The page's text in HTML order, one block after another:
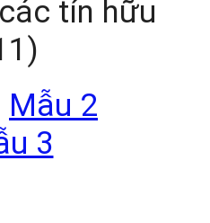
tín hữu
Mẫu 2
3